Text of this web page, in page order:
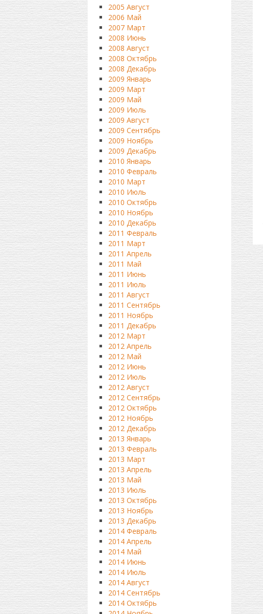
2005 Август
2006 Май
2007 Март
2008 Июнь
2008 Август
2008 Октябрь
2008 Декабрь
2009 Январь
2009 Март
2009 Май
2009 Июль
2009 Август
2009 Сентябрь
2009 Ноябрь
2009 Декабрь
2010 Январь
2010 Февраль
2010 Март
2010 Июль
2010 Октябрь
2010 Ноябрь
2010 Декабрь
2011 Февраль
2011 Март
2011 Апрель
2011 Май
2011 Июнь
2011 Июль
2011 Август
2011 Сентябрь
2011 Ноябрь
2011 Декабрь
2012 Март
2012 Апрель
2012 Май
2012 Июнь
2012 Июль
2012 Август
2012 Сентябрь
2012 Октябрь
2012 Ноябрь
2012 Декабрь
2013 Январь
2013 Февраль
2013 Март
2013 Апрель
2013 Май
2013 Июль
2013 Октябрь
2013 Ноябрь
2013 Декабрь
2014 Февраль
2014 Апрель
2014 Май
2014 Июнь
2014 Июль
2014 Август
2014 Сентябрь
2014 Октябрь